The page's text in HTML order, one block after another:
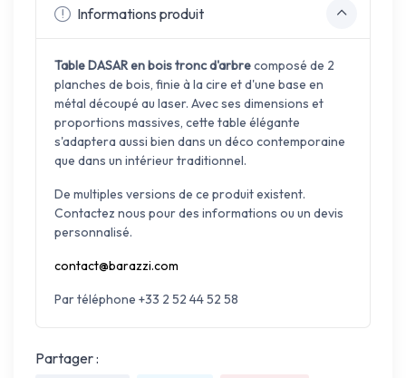
Informations produit
Table DASAR en bois tronc d'arbrecomposé de 2
planches de bois, finie à la cire et d'une base en
métal découpé au laser. Avec ses dimensions et
proportions massives, cette table élégante
s'adaptera aussi bien dans un déco contemporaine
que dans un intérieur traditionnel.
De multiples versions de ce produit existent.
Contactez nous pour des informations ou un devis
personnalisé.
contact@barazzi.com
Par téléphone +33 2 52 44 52 58
Partager :